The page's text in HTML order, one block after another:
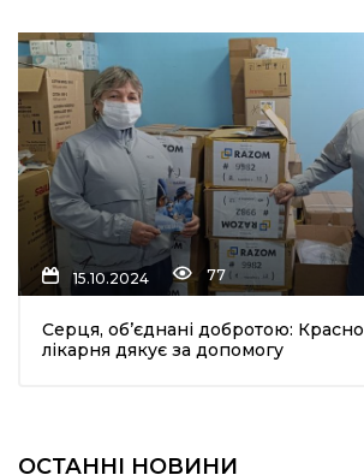
15.10.2024 77
Серця, об’єднані добротою:
лікарня дякує за допомогу
ОСТАННІ НОВИНИ